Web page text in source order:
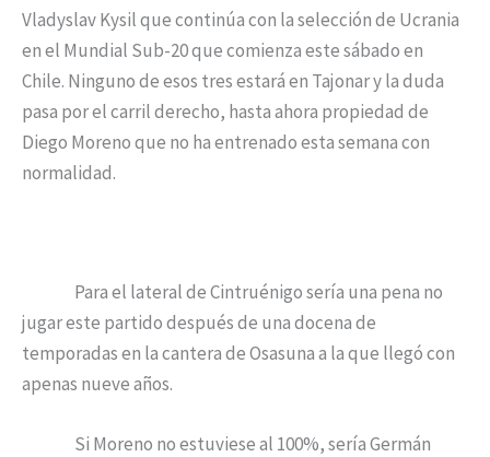
Vladyslav Kysil que continúa con la selección de Ucrania
en el Mundial Sub-20 que comienza este sábado en
Chile. Ninguno de esos tres estará en Tajonar y la duda
pasa por el carril derecho, hasta ahora propiedad de
Diego Moreno que no ha entrenado esta semana con
normalidad.
Para el lateral de Cintruénigo sería una pena no
jugar este partido después de una docena de
temporadas en la cantera de Osasuna a la que llegó con
apenas nueve años.
Si Moreno no estuviese al 100%, sería Germán